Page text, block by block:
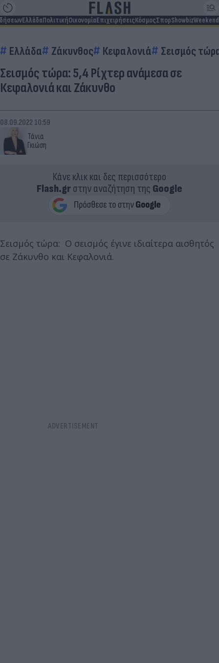
ΕλλάδαΠολιτικήΟικονομίαΕπιχειρήσειςΚόσμοςΣπορShowbizWeekend
Ελλάδα Ζάκυνθος Κεφαλονιά Σεισμός
Σεισμός τώρα: 5,4 Ρίχτερ ανάμεσα σε
Κεφαλονιά και Ζάκυνθο
Τάνια
Γκιώση
08.09.2022 10:59
Κάνε κλικ και δες περισσότερο
Flash.grστην αναζήτηση της Google
Σεισμός τώρα: Ο σεισμός έγινε ιδιαίτερα αισθητός
σε Ζάκυνθο και Κεφαλονιά.